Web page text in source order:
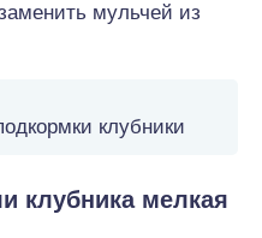
мульчей из
клубники
клубника мелкая